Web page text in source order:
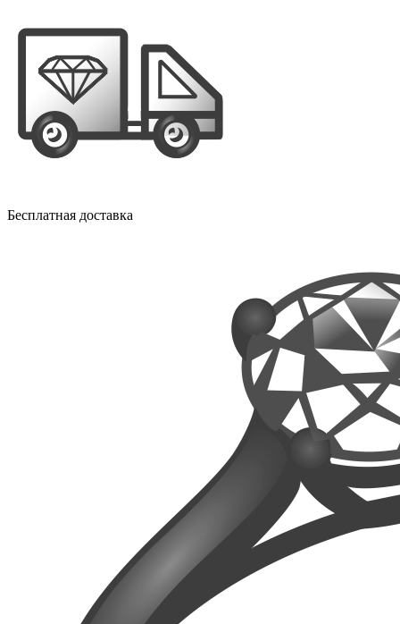
Бесплатная доставка